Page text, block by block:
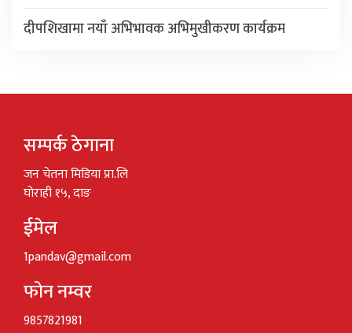
दीपशिखामा नयाँ अभिभावक अभिमुखीकरण कार्यक्रम
सम्पर्क ठेगाना
जन चेतना मिडिया प्रा.लि
घोराही १५, दाङ
ईमेल
1pandav@gmail.com
फोन नम्वर
9857821981